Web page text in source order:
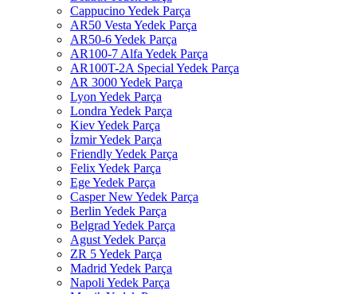
Cappucino Yedek Parça
AR50 Vesta Yedek Parça
AR50-6 Yedek Parça
AR100-7 Alfa Yedek Parça
AR100T-2A Special Yedek Parça
AR 3000 Yedek Parça
Lyon Yedek Parça
Londra Yedek Parça
Kiev Yedek Parça
İzmir Yedek Parça
Friendly Yedek Parça
Felix Yedek Parça
Ege Yedek Parça
Casper New Yedek Parça
Berlin Yedek Parça
Belgrad Yedek Parça
Agust Yedek Parça
ZR 5 Yedek Parça
Madrid Yedek Parça
Napoli Yedek Parça